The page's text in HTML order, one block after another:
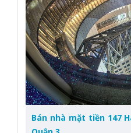
Bán nhà mặt tiền 147